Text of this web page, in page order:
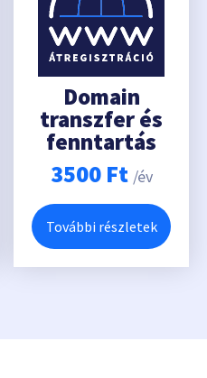
Domain
transzfer és
fenntartás
3500 Ft /év
További részletek